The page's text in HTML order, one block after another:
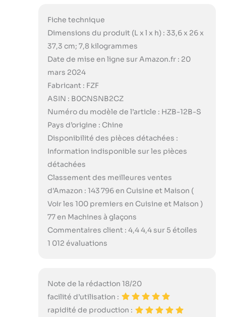
Fiche technique
Dimensions du produit (L x l x h) : 33,6 x 26 x
37,3 cm; 7,8 kilogrammes
Date de mise en ligne sur Amazon.fr : 20
mars 2024
Fabricant : FZF
ASIN : B0CNSNB2CZ
Numéro du modèle de l’article : HZB-12B-S
Pays d’origine : Chine
Disponibilité des pièces détachées :
Information indisponible sur les pièces
détachées
Classement des meilleures ventes
d’Amazon : 143 796 en Cuisine et Maison (
Voir les 100 premiers en Cuisine et Maison )
77 en Machines à glaçons
Commentaires client : 4,4 4,4 sur 5 étoiles
1 012 évaluations
Note de la rédaction 18/20
facilité d’utilisation :
rapidité de production :